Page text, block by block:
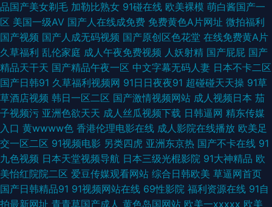
莓丝瓜站 五月婷婷深爱激情网 91高清图片在线观看视频 91在线视频视频 91
极品视觉 99热9 国产6页 久草av大香蕉 欧美a在线观看 婷婷激情丁香七月
91传煤 91视频游艇 www久久国产 丰满人妻一区二区片 后入大屁股 人妻资
源站 亚州射逼 91成人观看 91狼友视频在线观看 91性吧 99热色五月 国产成
人国产精品 久久伊人热 欧美专区一 日日干屄网 午夜精品久久99 91福利视频
导航页 91午市短视频 超碰91直播 久久精品导航 青娱乐福利导航91 午夜男人
视频 91白虎美女交配 91网战观看 超碰人人艹久久艹 国产亚洲精品中文人 欧
品国产美女剃毛 加勒比熟女 91碰在线 欧美裸模 萌白酱国产一
区 美国一级AV 国产人在线成免费 免费黄色A片网址 微拍福利
国产视频 国产人成无码视频 国产原创区色花堂 在线免费黄A片
久草福利 乱伦家庭 成人午夜免费视频 人妖射精 国产屁屁 国产
精品天干天 国产精品午夜一区 中文字幕无码人妻 日本不卡二区
国产日韩91 久草福利视频网 91日日夜夜91 超碰碰天天操 91草
草酒店视频 韩日一区二区 国产激情视频网站 成人视频日本 茄
子视频污 亚洲色欲天天 成人丝瓜视频下载 日韩逼网 精东传媒
入口 黄wwww色 香港伦理电影在线 成人影院在线播放 欧美足
交一区二区 91视频电影 另类四虎 亚洲东京热 国产不卡在线 91
九色视频 日本天堂视频导航 日本三级光棍影院 91大神精品 欧
美怡红院院二区 爱豆传媒观看网站 综合日韩欧美 草逼网首页
国产日韩精品91 91视频网站在线 69性影院 福利资源在线 91自
拍最新网址 青青草国产成人 黄色岛国网站 欧美一xxxxx 欧美